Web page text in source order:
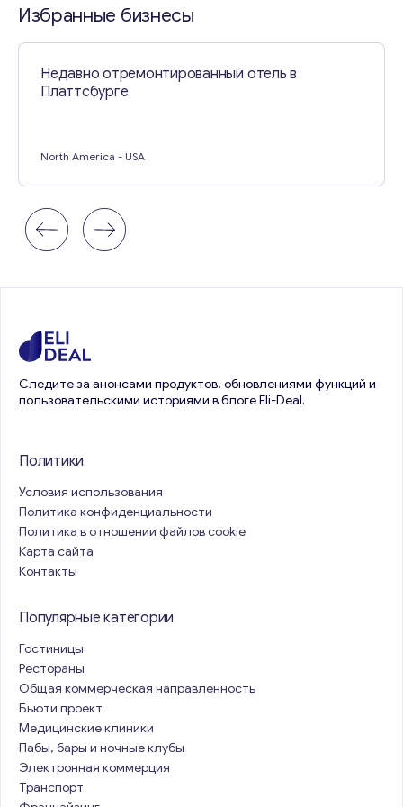
Избранные бизнесы
Недавно отремонтированный отель в
Платтсбурге
North America - USA
Следите за анонсами продуктов, обновлениями функций и
пользовательскими историями в блоге Eli-Deal.
Политики
Условия использования
Политика конфиденциальности
Политика в отношении файлов cookie
Карта сайта
Контакты
Популярные категории
Гостиницы
Рестораны
Общая коммерческая направленность
Бьюти проект
Медицинские клиники
Пабы, бары и ночные клубы
Электронная коммерция
Транспорт